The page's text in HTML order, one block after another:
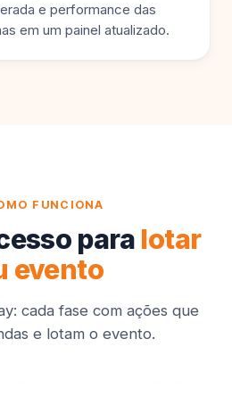
e performance das
em um painel atualizado.
FUNCIONA
para lotar
evento
cada fase com ações que
e lotam o evento.